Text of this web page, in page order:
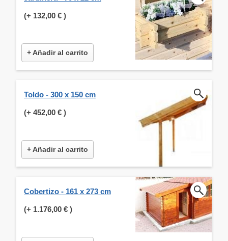
(+ 132,00 € )
+ Añadir al carrito
Toldo - 300 x 150 cm
(+ 452,00 € )
+ Añadir al carrito
Cobertizo - 161 x 273 cm
(+ 1.176,00 € )